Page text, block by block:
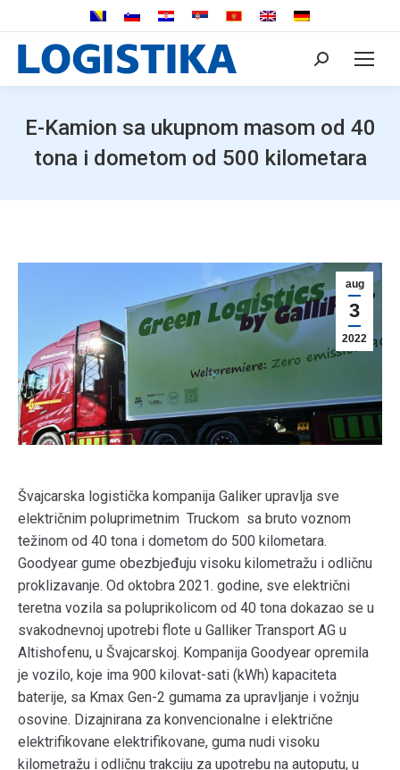
Search:
E-Kamion sa ukupnom masom od 40
tona i dometom od 500 kilometara
aug
3
2022
Švajcarska logistička kompanija Galiker upravlja sve
električnim poluprimetnim Truckom sa bruto voznom
težinom od 40 tona i dometom do 500 kilometara.
Goodyear gume obezbjeđuju visoku kilometražu i odličnu
proklizavanje. Od oktobra 2021. godine, sve električni
teretna vozila sa poluprikolicom od 40 tona dokazao se u
svakodnevnoj upotrebi flote u Galliker Transport AG u
Altishofenu, u Švajcarskoj. Kompanija Goodyear opremila
je vozilo, koje ima 900 kilovat-sati (kWh) kapaciteta
baterije, sa Kmax Gen-2 gumama za upravljanje i vožnju
osovine. Dizajnirana za konvencionalne i električne
elektrifikovane elektrifikovane, guma nudi visoku
kilometražu i odličnu trakciju za upotrebu na autoputu, u